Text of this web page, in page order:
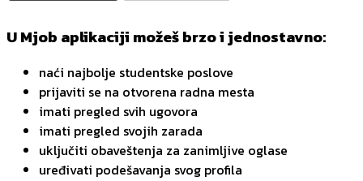
U Mjob aplikaciji možeš brzo i jednostavno:
naći najbolje studentske poslove
prijaviti se na otvorena radna mesta
imati pregled svih ugovora
imati pregled svojih zarada
uključiti obaveštenja za zanimljive oglase
uređivati podešavanja svog profila